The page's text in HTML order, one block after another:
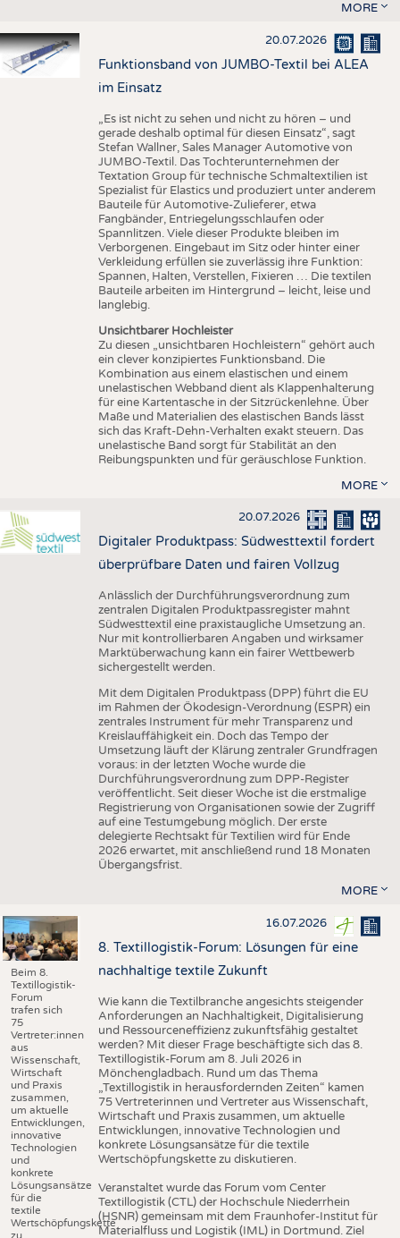
MORE
20.07.2026
Funktionsband von JUMBO-Textil bei ALEA
im Einsatz
„Es ist nicht zu sehen und nicht zu hören – und
gerade deshalb optimal für diesen Einsatz“, sagt
Stefan Wallner, Sales Manager Automotive von
JUMBO-Textil. Das Tochterunternehmen der
Textation Group für technische Schmaltextilien ist
Spezialist für Elastics und produziert unter anderem
Bauteile für Automotive-Zulieferer, etwa
Fangbänder, Entriegelungsschlaufen oder
Spannlitzen. Viele dieser Produkte bleiben im
Verborgenen. Eingebaut im Sitz oder hinter einer
Verkleidung erfüllen sie zuverlässig ihre Funktion:
Spannen, Halten, Verstellen, Fixieren … Die textilen
Bauteile arbeiten im Hintergrund – leicht, leise und
langlebig.
Unsichtbarer Hochleister
Zu diesen „unsichtbaren Hochleistern“ gehört auch
ein clever konzipiertes Funktionsband. Die
Kombination aus einem elastischen und einem
unelastischen Webband dient als Klappenhalterung
für eine Kartentasche in der Sitzrückenlehne. Über
Maße und Materialien des elastischen Bands lässt
sich das Kraft-Dehn-Verhalten exakt steuern. Das
unelastische Band sorgt für Stabilität an den
Reibungspunkten und für geräuschlose Funktion.
MORE
20.07.2026
Digitaler Produktpass: Südwesttextil fordert
überprüfbare Daten und fairen Vollzug
Anlässlich der Durchführungsverordnung zum
zentralen Digitalen Produktpassregister mahnt
Südwesttextil eine praxistaugliche Umsetzung an.
Nur mit kontrollierbaren Angaben und wirksamer
Marktüberwachung kann ein fairer Wettbewerb
sichergestellt werden.
Mit dem Digitalen Produktpass (DPP) führt die EU
im Rahmen der Ökodesign-Verordnung (ESPR) ein
zentrales Instrument für mehr Transparenz und
Kreislauffähigkeit ein. Doch das Tempo der
Umsetzung läuft der Klärung zentraler Grundfragen
voraus: in der letzten Woche wurde die
Durchführungsverordnung zum DPP-Register
veröffentlicht. Seit dieser Woche ist die erstmalige
Registrierung von Organisationen sowie der Zugriff
auf eine Testumgebung möglich. Der erste
delegierte Rechtsakt für Textilien wird für Ende
2026 erwartet, mit anschließend rund 18 Monaten
Übergangsfrist.
MORE
Beim 8.
Textillogistik-
Forum
trafen sich
75
Vertreter:innen
aus
Wissenschaft,
Wirtschaft
und Praxis
zusammen,
um aktuelle
Entwicklungen,
innovative
Technologien
und
konkrete
Lösungsansätze
für die
textile
Wertschöpfungskette
zu
16.07.2026
8. Textillogistik-Forum: Lösungen für eine
nachhaltige textile Zukunft
Wie kann die Textilbranche angesichts steigender
Anforderungen an Nachhaltigkeit, Digitalisierung
und Ressourceneffizienz zukunftsfähig gestaltet
werden? Mit dieser Frage beschäftigte sich das 8.
Textillogistik-Forum am 8. Juli 2026 in
Mönchengladbach. Rund um das Thema
„Textillogistik in herausfordernden Zeiten“ kamen
75 Vertreterinnen und Vertreter aus Wissenschaft,
Wirtschaft und Praxis zusammen, um aktuelle
Entwicklungen, innovative Technologien und
konkrete Lösungsansätze für die textile
Wertschöpfungskette zu diskutieren.
Veranstaltet wurde das Forum vom Center
Textillogistik (CTL) der Hochschule Niederrhein
(HSNR) gemeinsam mit dem Fraunhofer-Institut für
Materialfluss und Logistik (IML) in Dortmund. Ziel